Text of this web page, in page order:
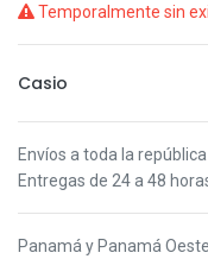
Temporalmente sin
Casio
Envíos a toda la
Entregas de 24 a 48
Panamá y Panamá